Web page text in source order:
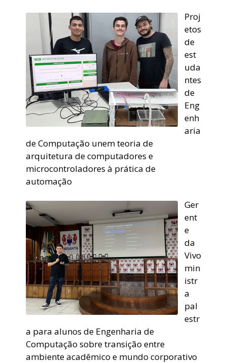
Proj
etos
de
est
uda
ntes
de
Eng
enh
aria
de Computação unem teoria de
arquitetura de computadores e
microcontroladores à prática de
automação
Ger
ent
e
da
Vivo
min
istr
a
pal
estr
a para alunos de Engenharia de
Computação sobre transição entre
ambiente acadêmico e mundo corporativo